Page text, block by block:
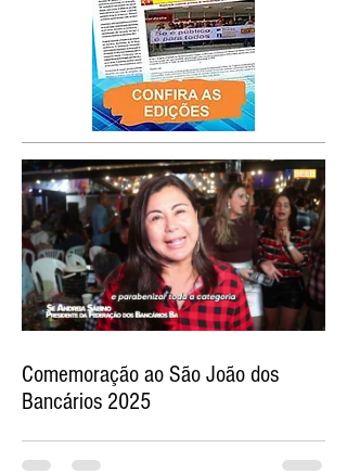
Comemoração ao São João dos
Bancários 2025